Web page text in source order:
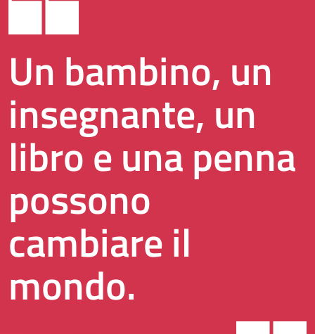
Un bambino, un
insegnante, un
libro e una penna
possono
cambiare il
mondo.